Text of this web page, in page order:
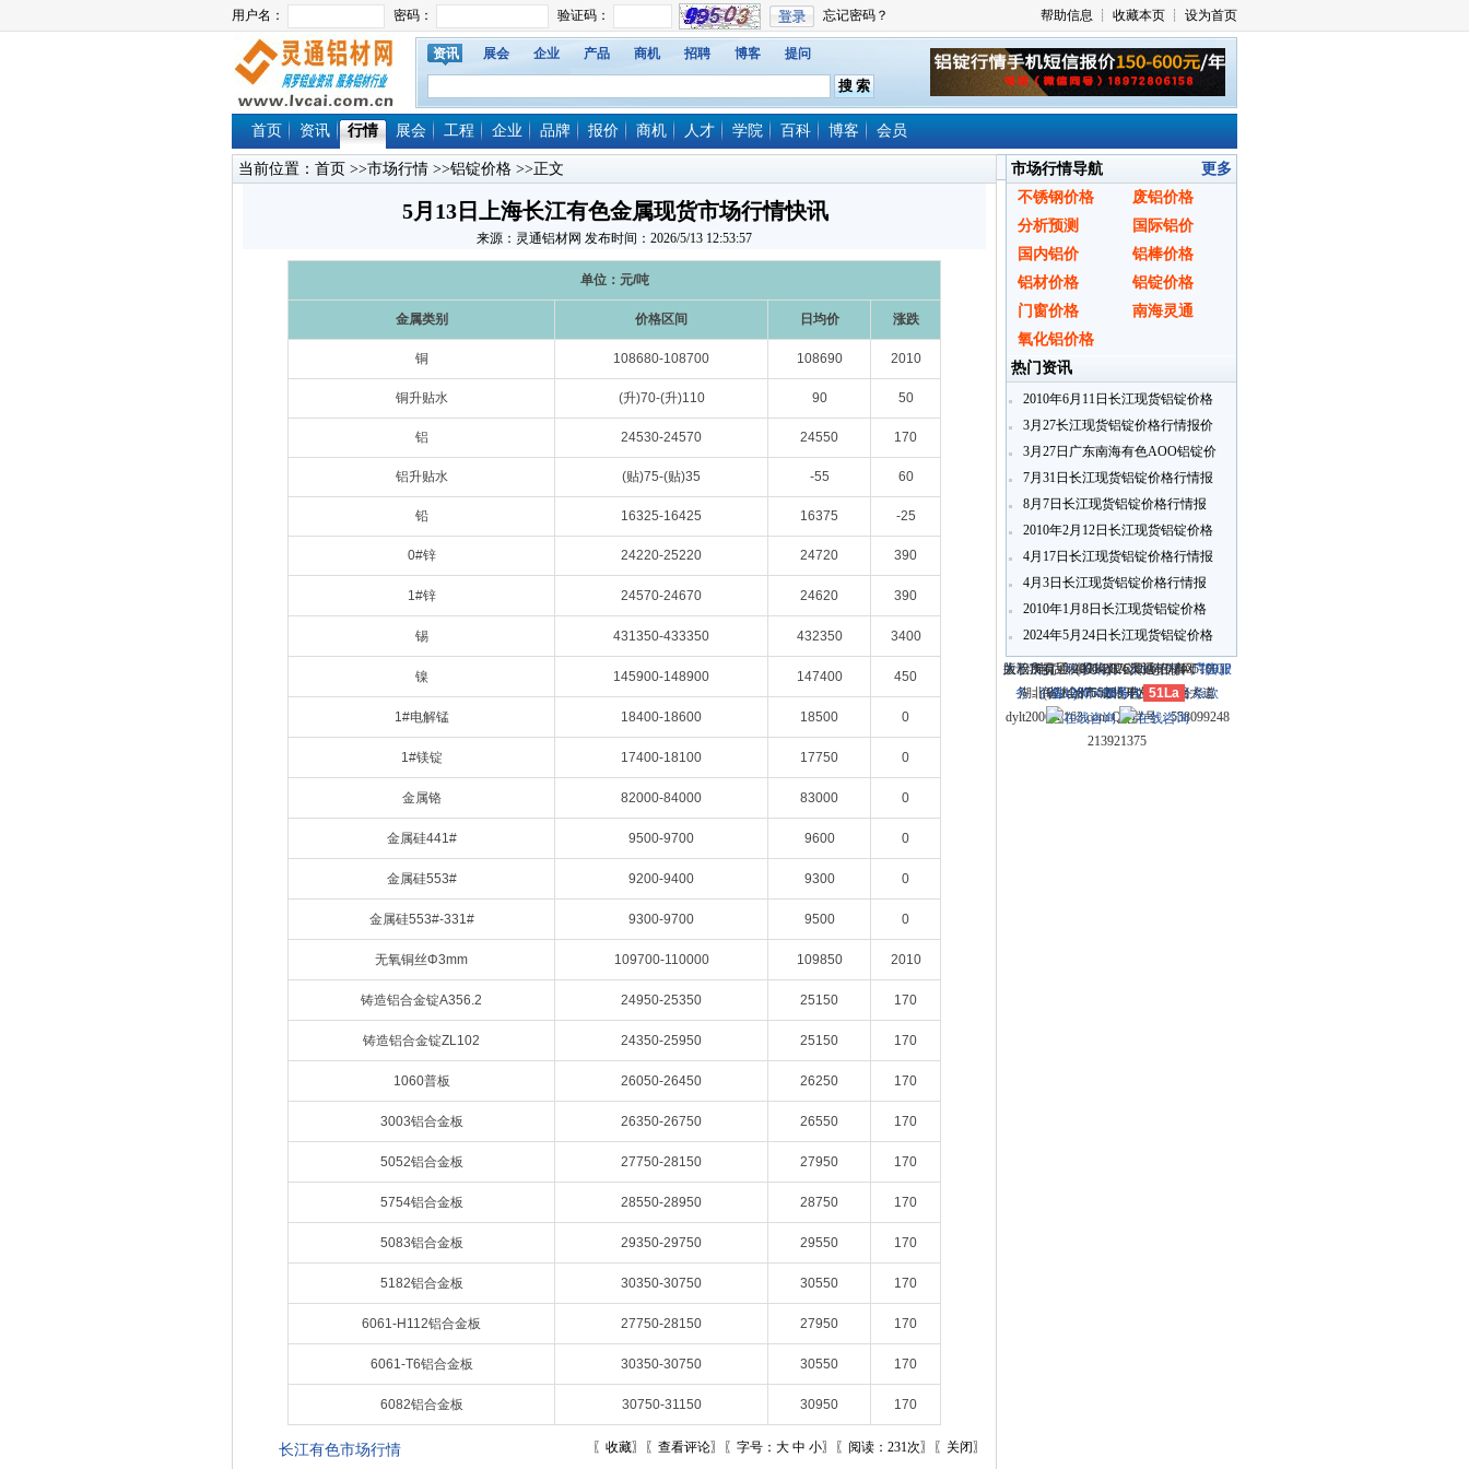
资讯 展会 企业 产品 商机 招聘 博客 提问
首页 资讯 行情 展会 工程 企业 品牌 报价 商机 人才 学院 百科 博客 会员
当前位置： 首页 >>市场行情 >>铝锭价格 >>正文
5月13日上海长江有色金属现货市场行情快讯
来源：灵通铝材网 发布时间：2026/5/13 12:53:57
单位：元/吨
金属类别 价格区间 日均价 涨跌
铜 108680-108700 108690 2010
铜升贴水 (升)70-(升)110 90 50
铝 24530-24570 24550 170
铝升贴水 (贴)75-(贴)35 -55 60
铅 16325-16425 16375 -25
0#锌 24220-25220 24720 390
1#锌 24570-24670 24620 390
锡 431350-433350 432350 3400
镍 145900-148900 147400 450
1#电解锰 18400-18600 18500 0
1#镁锭 17400-18100 17750 0
金属铬 82000-84000 83000 0
金属硅441# 9500-9700 9600 0
金属硅553# 9200-9400 9300 0
金属硅553#-331# 9300-9700 9500 0
无氧铜丝Φ3mm 109700-110000 109850 2010
铸造铝合金锭A356.2 24950-25350 25150 170
铸造铝合金锭ZL102 24350-25950 25150 170
1060普板 26050-26450 26250 170
3003铝合金板 26350-26750 26550 170
5052铝合金板 27750-28150 27950 170
5754铝合金板 28550-28950 28750 170
5083铝合金板 29350-29750 29550 170
5182铝合金板 30350-30750 30550 170
6061-H112铝合金板 27750-28150 27950 170
6061-T6铝合金板 30350-30750 30550 170
6082铝合金板 30750-31150 30950 170
长江有色市场行情 〖 收藏〗〖 查看评论〗〖字号： 大 中 小〗〖阅读：231次〗〖 关闭〗
市场行情导航
更多
不锈钢价格
废铝价格
分析预测
国际铝价
国内铝价
铝棒价格
铝材价格
铝锭价格
门窗价格
南海灵通
氧化铝价格
热门资讯
2010年6月11日长江现货铝锭价格
行情报价
3月27长江现货铝锭价格行情报价
3月27日广东南海有色AOO铝锭价
7月31日长江现货铝锭价格行情报
8月7日长江现货铝锭价格行情报
2010年2月12日长江现货铝锭价格
行情报价
4月17日长江现货铝锭价格行情报
4月3日长江现货铝锭价格行情报
2010年1月8日长江现货铝锭价格
行情报价
2024年5月24日长江现货铝锭价格
行情报价
关于我们-联系我们-本站招聘-广告服
务- 商业合作-服务内容-服务条款
电话：(0714)8765286 传真：
(0714)8765285 电子邮件：
dylt2006@163.com QQ群号：558099248
213921375
大冶市灵通科技有限公司 @ （435100）
湖北省大冶市城北开发区新冶大道
版权所有 © 2006-2026灵通铝材网鄂ICP
备12005698号-1
51La